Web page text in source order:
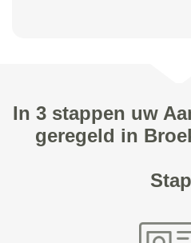
In 3 stappen uw
geregeld in